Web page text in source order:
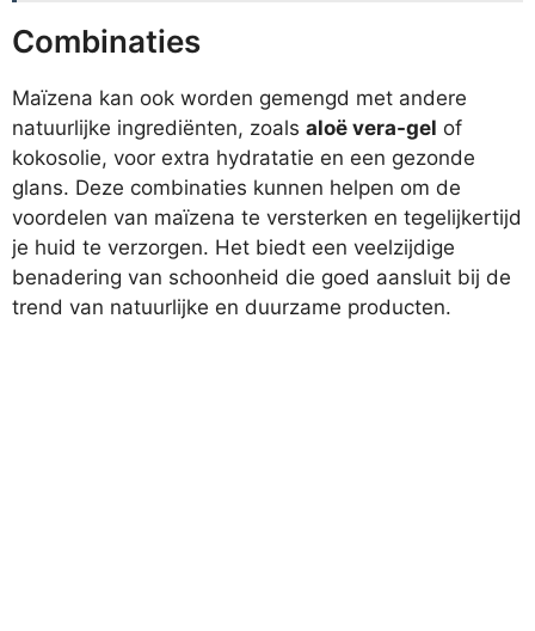
Combinaties
Maïzena kan ook worden gemengd met andere
natuurlijke ingrediënten, zoals aloë vera-gel of
kokosolie, voor extra hydratatie en een gezonde
glans. Deze combinaties kunnen helpen om de
voordelen van maïzena te versterken en tegelijkertijd
je huid te verzorgen. Het biedt een veelzijdige
benadering van schoonheid die goed aansluit bij de
trend van natuurlijke en duurzame producten.